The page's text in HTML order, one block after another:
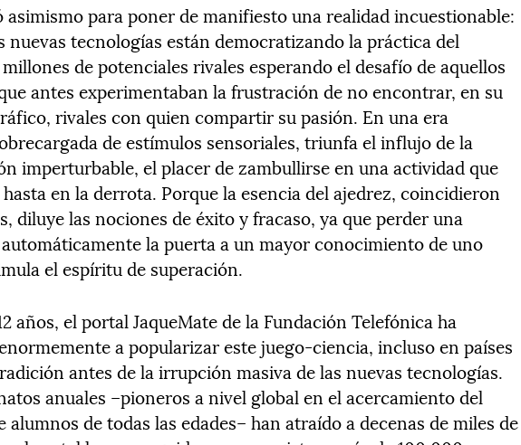
asimismo para poner de manifiesto una realidad incuestionable:
nuevas tecnologías están democratizando la práctica del
de potenciales rivales esperando el desafío de aquellos
antes experimentaban la frustración de no encontrar, en su
rivales con quien compartir su pasión. En una era
de estímulos sensoriales, triunfa el influjo de la
imperturbable, el placer de zambullirse en una actividad que
en la derrota. Porque la esencia del ajedrez, coincidieron
diluye las nociones de éxito y fracaso, ya que perder una
la puerta a un mayor conocimiento de uno
el espíritu de superación.
años, el portal JaqueMate de la Fundación Telefónica ha
a popularizar este juego-ciencia, incluso en países
antes de la irrupción masiva de las nuevas tecnologías.
anuales –pioneros a nivel global en el acercamiento del
alumnos de todas las edades– han atraído a decenas de miles de